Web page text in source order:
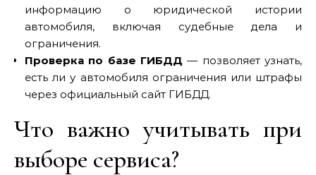
информацию о юридической истории
автомобиля, включая судебные дела и
ограничения.
Проверка по базе ГИБДД — позволяет узнать,
есть ли у автомобиля ограничения или штрафы
через официальный сайт ГИБДД.
Что важно учитывать при
выборе сервиса?